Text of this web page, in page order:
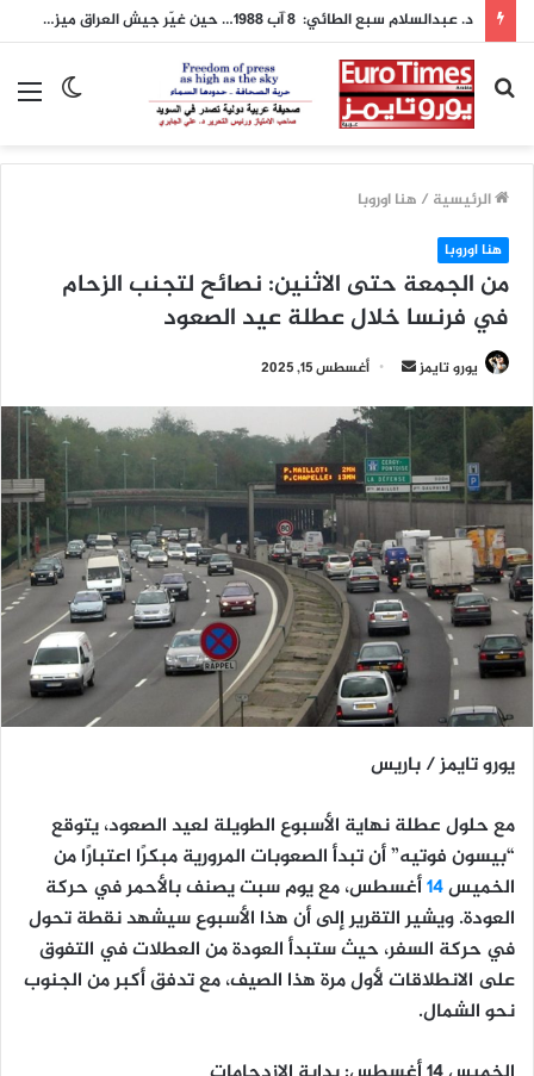
د. عبدالسلام سبع الطائي: 8 آب 1988… حين غيّر جيش العراق ميزان الشرق الأوسط
الوضع
بحث
عن
الرئيسية / هنا اوروبا
هنا اوروبا
من الجمعة حتى الاثنين: نصائح لتجنب الزحام
في فرنسا خلال عطلة عيد الصعود
يورو تايمز
أرسل
إلكترونيا
أغسطس 15, 2025
يورو تايمز / باريس
مع حلول عطلة نهاية الأسبوع الطويلة لعيد الصعود، يتوقع
“بيسون فوتيه” أن تبدأ الصعوبات المرورية مبكرًا اعتبارًا من
الخميس14أغسطس، مع يوم سبت يصنف بالأحمر في حركة
العودة. ويشير التقرير إلى أن هذا الأسبوع سيشهد نقطة تحول
في حركة السفر، حيث ستبدأ العودة من العطلات في التفوق
على الانطلاقات لأول مرة هذا الصيف، مع تدفق أكبر من الجنوب
نحو الشمال.